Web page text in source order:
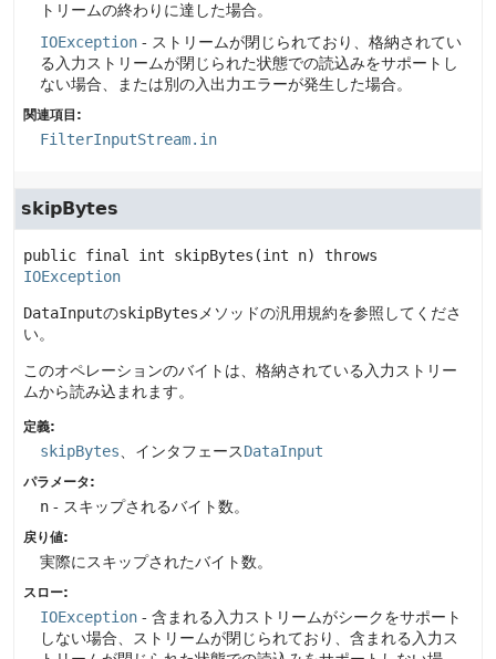
トリームの終わりに達した場合。
IOException - ストリームが閉じられており、格納されてい
る入力ストリームが閉じられた状態での読込みをサポートし
ない場合、または別の入出力エラーが発生した場合。
関連項目:
FilterInputStream.in
skipBytes
public final int skipBytes (int n)
throws
IOException
DataInputのskipBytes メソッドの汎用規約を参照してくださ
い。
このオペレーションのバイトは、格納されている入力ストリー
ムから読み込まれます。
定義:
skipBytes 、インタフェースDataInput
パラメータ:
n - スキップされるバイト数。
戻り値:
実際にスキップされたバイト数。
スロー:
IOException - 含まれる入力ストリームがシークをサポート
しない場合、ストリームが閉じられており、含まれる入力ス